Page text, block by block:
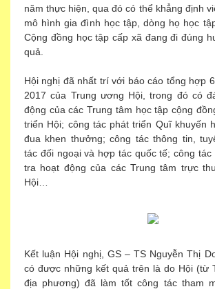
năm thực hiện, qua đó có thể khẳng định
mô hình gia đình học tập, dòng họ học
Cộng đồng học tập cấp xã đang đi đúng
quả.
Hội nghị đã nhất trí với báo cáo tổng hợp
2017 của Trung ương Hội, trong đó có
động của các Trung tâm học tập cộng
triển Hội; công tác phát triển Quĩ khuyến
đua khen thưởng; công tác thông tin,
tác đối ngoại và hợp tác quốc tế; công tác
tra hoạt động của các Trung tâm trực
Hội…
Kết luận Hội nghị, GS – TS Nguyễn Thị
có được những kết quả trên là do Hội (từ
địa phương) đã làm tốt công tác tham